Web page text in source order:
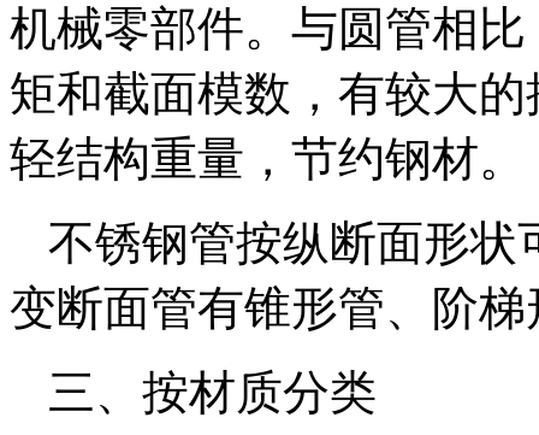
机械零部件。与圆管相
矩和截面模数，有较大
轻结构重量，节约钢材。
不锈钢管按纵断面形状
变断面管有锥形管、阶
三、按材质分类